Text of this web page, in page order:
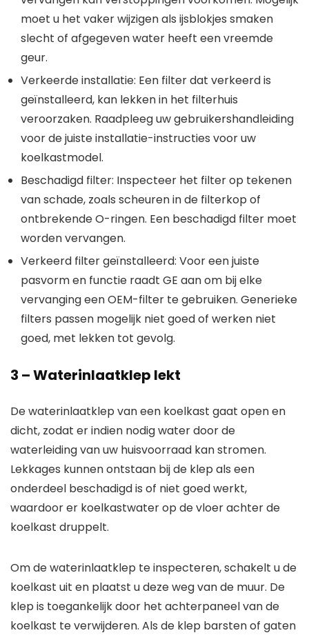
moet u het vaker wijzigen als ijsblokjes smaken
slecht of afgegeven water heeft een vreemde
geur.
Verkeerde installatie: Een filter dat verkeerd is
geïnstalleerd, kan lekken in het filterhuis
veroorzaken. Raadpleeg uw gebruikershandleiding
voor de juiste installatie-instructies voor uw
koelkastmodel.
Beschadigd filter: Inspecteer het filter op tekenen
van schade, zoals scheuren in de filterkop of
ontbrekende O-ringen. Een beschadigd filter moet
worden vervangen.
Verkeerd filter geïnstalleerd: Voor een juiste
pasvorm en functie raadt GE aan om bij elke
vervanging een OEM-filter te gebruiken. Generieke
filters passen mogelijk niet goed of werken niet
goed, met lekken tot gevolg.
3 – Waterinlaatklep lekt
De waterinlaatklep van een koelkast gaat open en
dicht, zodat er indien nodig water door de
waterleiding van uw huisvoorraad kan stromen.
Lekkages kunnen ontstaan ​​bij de klep als een
onderdeel beschadigd is of niet goed werkt,
waardoor er koelkastwater op de vloer achter de
koelkast druppelt.
Om de waterinlaatklep te inspecteren, schakelt u de
koelkast uit en plaatst u deze weg van de muur. De
klep is toegankelijk door het achterpaneel van de
koelkast te verwijderen. Als de klep barsten of gaten